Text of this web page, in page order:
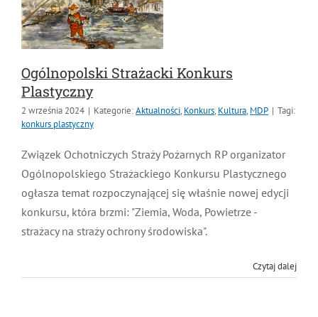
Ogólnopolski Strażacki Konkurs
Plastyczny
2 września 2024 | Kategorie: Aktualności Konkurs Kultura
MDP | Tagi:konkurs plastyczny
Związek Ochotniczych Straży Pożarnych RP organizator
Ogólnopolskiego Strażackiego Konkursu
Plastycznego ogłasza temat rozpoczynającej się
właśnie nowej edycji konkursu, która brzmi: "Ziemia,
Woda, Powietrze - strażacy na straży ochrony
Czytaj dalej